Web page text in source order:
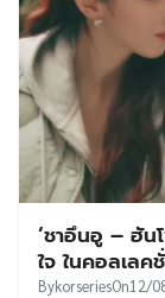
‘ชาอึนอู – ฮัน
ใจ ในคอลเล
BykorseriesOn12/